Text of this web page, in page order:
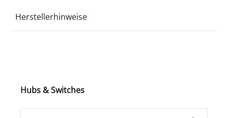
Herstellerhinweise
Produktgalerie überspringen
Hubs & Switches